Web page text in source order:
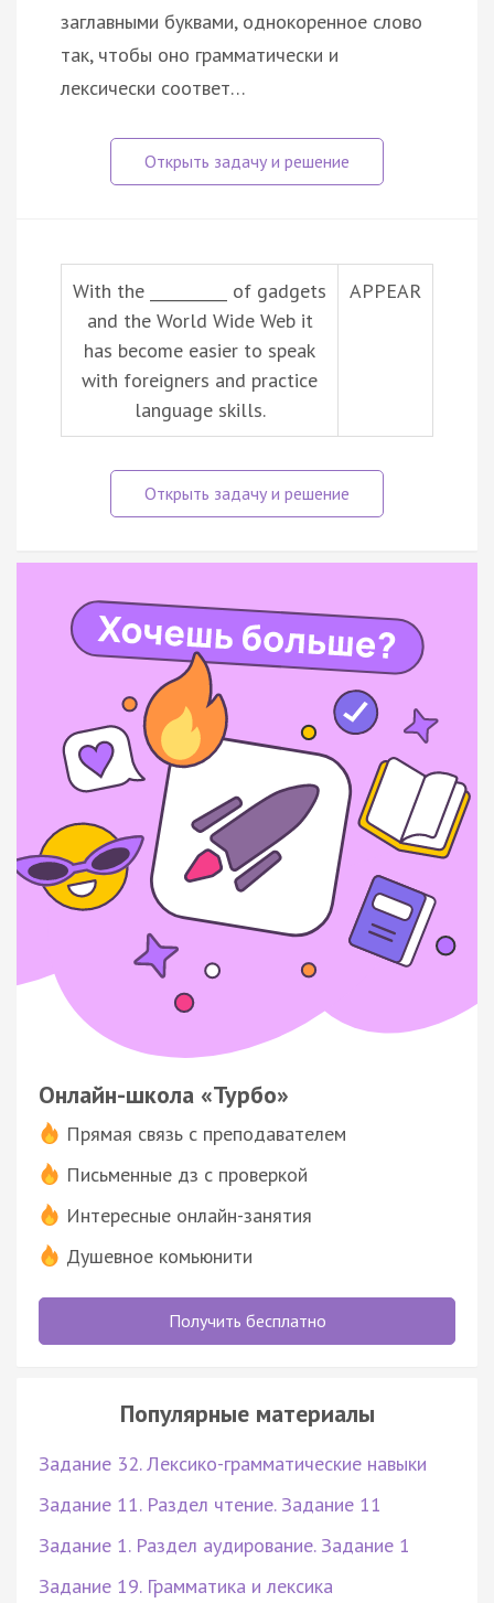
заглавными буквами, однокоренное слово
так, чтобы оно грамматически и
лексически соответ…
With the __________ of gadgets
and the World Wide Web it
has become easier to speak
with foreigners and practice
language skills.
APPEAR
Онлайн-школа «Турбо»
Прямая связь с преподавателем
Письменные дз с проверкой
Интересные онлайн-занятия
Душевное комьюнити
Получить бесплатно
Популярные материалы
Задание 32. Лексико-грамматические навыки
Задание 11. Раздел чтение. Задание 11
Задание 1. Раздел аудирование. Задание 1
Задание 19. Грамматика и лексика